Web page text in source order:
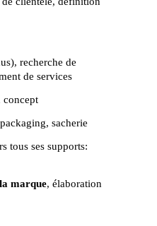
recherche de
de services
concept
sacherie
tous ses supports:
marque, élaboration